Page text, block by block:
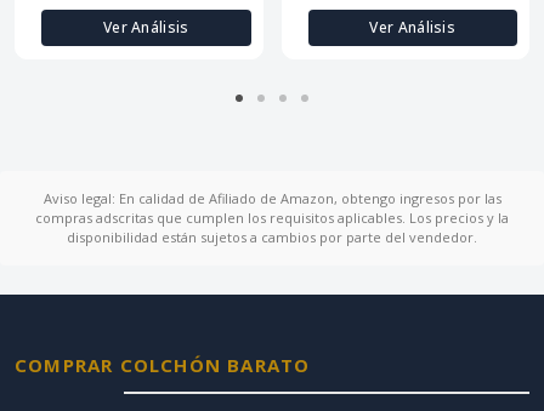
Ver Análisis Ver Análisis
Aviso legal: En calidad de Afiliado de Amazon, obtengo ingresos por las
compras adscritas que cumplen los requisitos aplicables. Los precios y la
disponibilidad están sujetos a cambios por parte del vendedor.
COMPRAR COLCHÓN BARATO